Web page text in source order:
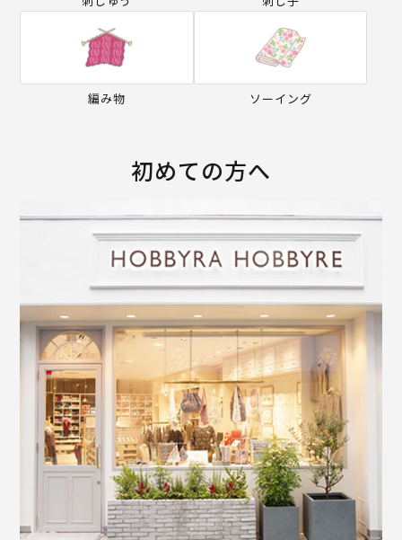
編み物 ソーイング
初めての方へ